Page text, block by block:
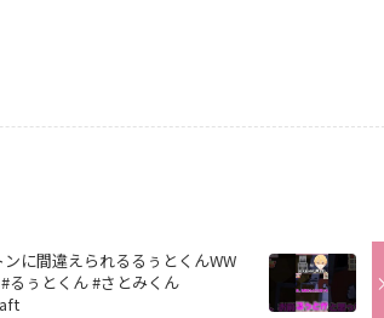
ンに間違えられるるぅとくんWW
るぅとくん #さとみくん